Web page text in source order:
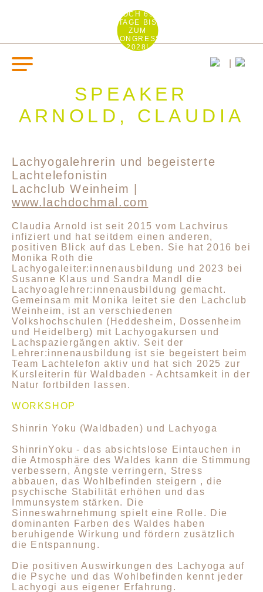
NOCH 692
TAGE BIS
ZUM
KONGRESS
2028!
SPEAKER
ARNOLD, CLAUDIA
Lachyogalehrerin und begeisterte
Lachtelefonistin
Lachclub Weinheim |
www.lachdochmal.com
Claudia Arnold ist seit 2015 vom Lachvirus
infiziert und hat seitdem einen anderen,
positiven Blick auf das Leben. Sie hat 2016 bei
Monika Roth die
Lachyogaleiter:innenausbildung und 2023 bei
Susanne Klaus und Sandra Mandl die
Lachyoaglehrer:innenausbildung gemacht.
Gemeinsam mit Monika leitet sie den Lachclub
Weinheim, ist an verschiedenen
Volkshochschulen (Heddesheim, Dossenheim
und Heidelberg) mit Lachyogakursen und
Lachspaziergängen aktiv. Seit der
Lehrer:innenausbildung ist sie begeistert beim
Team Lachtelefon aktiv und hat sich 2025 zur
Kursleiterin für Waldbaden - Achtsamkeit in der
Natur fortbilden lassen.
WORKSHOP
Shinrin Yoku (Waldbaden) und Lachyoga
ShinrinYoku - das absichtslose Eintauchen in
die Atmosphäre des Waldes kann die Stimmung
verbessern, Ängste verringern, Stress
abbauen, das Wohlbefinden steigern , die
psychische Stabilität erhöhen und das
Immunsystem stärken. Die
Sinneswahrnehmung spielt eine Rolle. Die
dominanten Farben des Waldes haben
beruhigende Wirkung und fördern zusätzlich
die Entspannung.
Die positiven Auswirkungen des Lachyoga auf
die Psyche und das Wohlbefinden kennt jeder
Lachyogi aus eigener Erfahrung.